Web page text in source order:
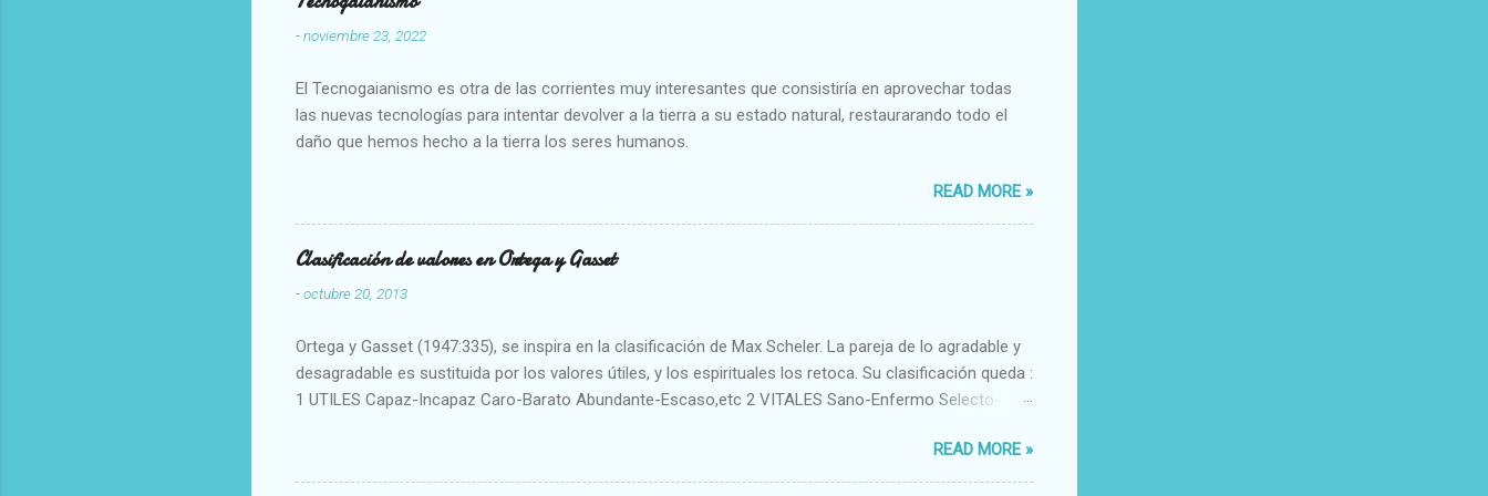
-noviembre 23, 2022
El Tecnogaianismo es otra de las corrientes muy interesantes que consistiría en aprovechar todas
las nuevas tecnologías para intentar devolver a la tierra a su estado natural, restaurarando todo el
daño que hemos hecho a la tierra los seres humanos.
READ MORE »
Clasificación de valores en Ortega y Gasset
-octubre 20, 2013
Ortega y Gasset (1947:335), se inspira en la clasificación de Max Scheler. La pareja de lo agradable y
desagradable es sustituida por los valores útiles, y los espirituales los retoca. Su clasificación queda :
1 UTILES Capaz-Incapaz Caro-Barato Abundante-Escaso,etc 2 VITALES Sano-Enfermo Selecto-
Aproximado Evidente-Probable,etc b) Morales Bueno-malo Bondadoso-malvado Justo-Injusto
Escrupuloso-Relajado Leal-Desleal,etc. d) Estéticos Bello-Feo Gracioso-Tosco Elegante-Inelegante
READ MORE »